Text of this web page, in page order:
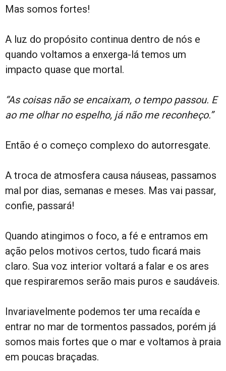
Mas somos fortes!
A luz do propósito continua dentro de nós e
quando voltamos a enxerga-lá temos um
impacto quase que mortal.
“As coisas não se encaixam, o tempo passou. E
ao me olhar no espelho, já não me reconheço.”
Então é o começo complexo do autorresgate.
A troca de atmosfera causa náuseas, passamos
mal por dias, semanas e meses. Mas vai passar,
confie, passará!
Quando atingimos o foco, a fé e entramos em
ação pelos motivos certos, tudo ficará mais
claro. Sua voz interior voltará a falar e os ares
que respiraremos serão mais puros e saudáveis.
Invariavelmente podemos ter uma recaída e
entrar no mar de tormentos passados, porém já
somos mais fortes que o mar e voltamos à praia
em poucas braçadas.